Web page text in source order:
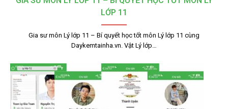
LỚP 11
Gia sư môn Lý lớp 11 – Bí quyết học tốt môn Lý lớp 11 cùng
Daykemtainha.vn. Vật Lý lớp…